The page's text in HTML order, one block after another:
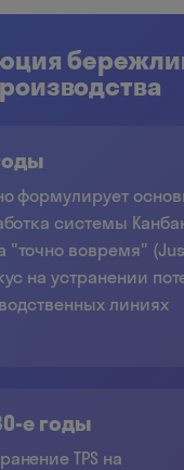
формулирует
системы
"точно вовремя"
на устранении
линиях
е годы
TPS на